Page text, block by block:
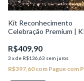
Kit Reconhecimento
Celebração Premium |
R$409,90
3 xde R$136,63 sem juros
R$397,60com Pague com